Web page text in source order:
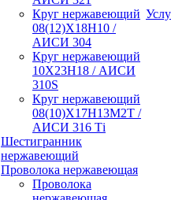
Круг нержавеющий
08(12)Х18Н10 /
АИСИ 304
Круг нержавеющий
10Х23Н18 / АИСИ
310S
Круг нержавеющий
08(10)Х17Н13М2Т /
АИСИ 316 Тi
Шестигранник
нержавеющий
Проволока нержавеющая
Проволока